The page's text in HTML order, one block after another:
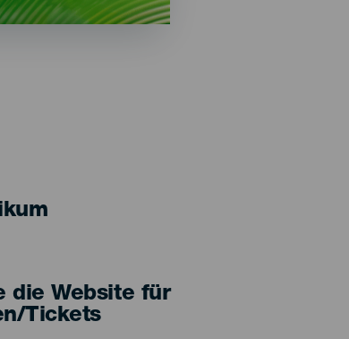
die Website für
Tickets